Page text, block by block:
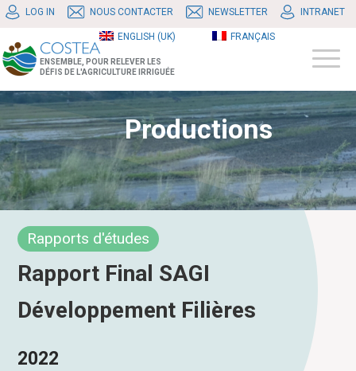
LOG IN NOUS CONTACTER NEWSLETTER INTRANET
ENGLISH (UK) FRANÇAIS
ENSEMBLE, POUR RELEVER LES
DÉFIS DE L'AGRICULTURE IRRIGUÉE
Productions
Rapports d'études
Rapport Final SAGI
Développement Filières
2022